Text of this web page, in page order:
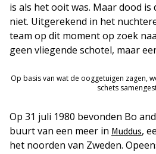
is als het ooit was. Maar dood
niet. Uitgerekend in het
team op dit moment op zoek
geen vliegende schotel, maar
Op basis van wat de ooggetuigen zagen,
schets
Op 31 juli 1980 bevonden Bo
buurt van een meer in Muddus,
het noorden van Zweden.